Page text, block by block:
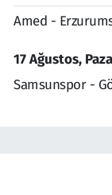
Amed -
17 Ağustos,
Samsunspor -